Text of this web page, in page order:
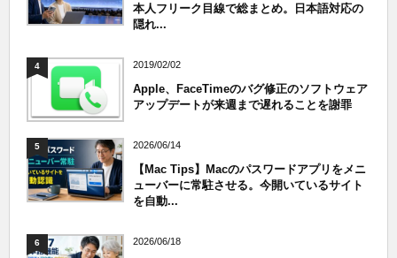
本人フリーク目線で総まとめ。日本語対応の
隠れ...
4 2019/02/02
Apple、FaceTimeのバグ修正のソフトウェア
アップデートが来週まで遅れることを謝罪
5 2026/06/14
【Mac Tips】Macのパスワードアプリをメニ
ューバーに常駐させる。今開いているサイト
を自動...
6 2026/06/18